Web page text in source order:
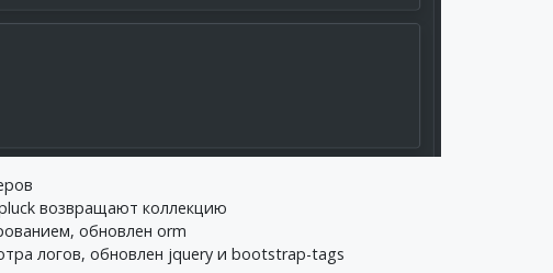
возвращают коллекцию
обновлен orm
логов, обновлен jquery и bootstrap-tags